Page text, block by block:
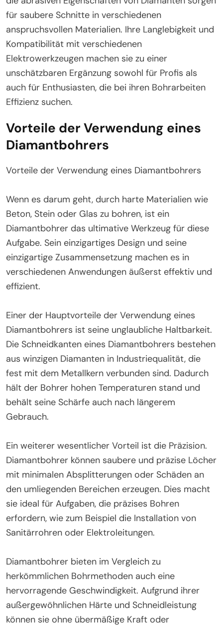
für saubere Schnitte in verschiedenen
anspruchsvollen Materialien. Ihre Langlebigkeit und
Kompatibilität mit verschiedenen
Elektrowerkzeugen machen sie zu einer
unschätzbaren Ergänzung sowohl für Profis als
auch für Enthusiasten, die bei ihren Bohrarbeiten
Effizienz suchen.
Vorteile der Verwendung eines
Diamantbohrers
Vorteile der Verwendung eines Diamantbohrers
Wenn es darum geht, durch harte Materialien wie
Beton, Stein oder Glas zu bohren, ist ein
Diamantbohrer das ultimative Werkzeug für diese
Aufgabe. Sein einzigartiges Design und seine
einzigartige Zusammensetzung machen es in
verschiedenen Anwendungen äußerst effektiv und
effizient.
Einer der Hauptvorteile der Verwendung eines
Diamantbohrers ist seine unglaubliche Haltbarkeit.
Die Schneidkanten eines Diamantbohrers bestehen
aus winzigen Diamanten in Industriequalität, die
fest mit dem Metallkern verbunden sind. Dadurch
hält der Bohrer hohen Temperaturen stand und
behält seine Schärfe auch nach längerem
Gebrauch.
Ein weiterer wesentlicher Vorteil ist die Präzision.
Diamantbohrer können saubere und präzise Löcher
mit minimalen Absplitterungen oder Schäden an
den umliegenden Bereichen erzeugen. Dies macht
sie ideal für Aufgaben, die präzises Bohren
erfordern, wie zum Beispiel die Installation von
Sanitärrohren oder Elektroleitungen.
Diamantbohrer bieten im Vergleich zu
herkömmlichen Bohrmethoden auch eine
hervorragende Geschwindigkeit. Aufgrund ihrer
außergewöhnlichen Härte und Schneidleistung
können sie ohne übermäßige Kraft oder